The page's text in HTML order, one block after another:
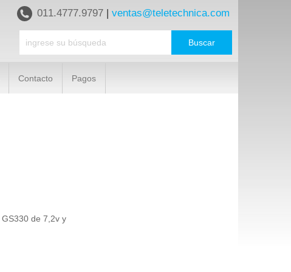
011.4777.9797 | ventas@teletechnica.com
Contacto Pagos
de 7,2v y